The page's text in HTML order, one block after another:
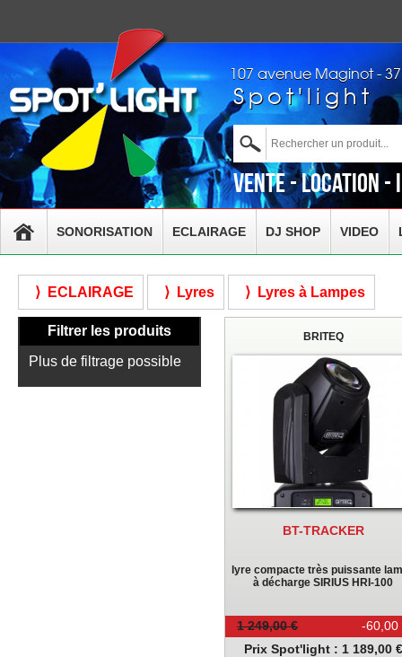
Spot'light
107 avenue Maginot -
Vente - Location
SONORISATION ECLAIRAGE DJ SHOP VIDEO
⟩ ECLAIRAGE ⟩ Lyres ⟩ Lyres à Lampes
Filtrer les produits
Plus de filtrage possible
BRITEQ
BT-TRACKER
lyre compacte très puissante
à décharge SIRIUS HRI-100
-60,00
1 249,00 €
Prix Spot'light : 1 189,00 €